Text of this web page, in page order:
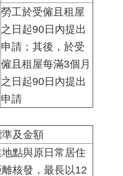
勞工於受僱且租屋
之日起90日內提出
申請；其後，於受
僱且租屋每滿3個月
之日起90日內提出
申請
及金額
點與原日常居住
離核發，最長以12